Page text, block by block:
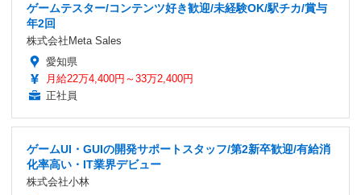
ゲームテスター/コンテンツ好き歓迎/未経験OK/駅チカ/賞与
年2回
株式会社Meta Sales
愛知県
月給22万4,400円～33万2,400円
正社員
ゲームUI・GUIの開発サポートスタッフ/第2新卒歓迎/有給消
化率高い・IT業界デビュー
株式会社小林